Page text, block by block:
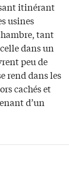
itinérant
usines
tant
dans un
peu de
rend dans les
cachés et
d’un